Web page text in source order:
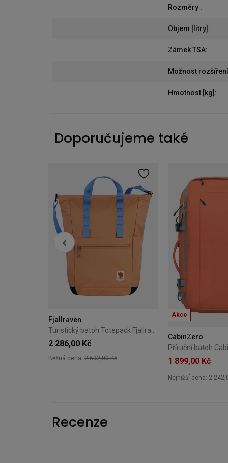
Rozměry :
Objem [litry] :
Zámek TSA:
Možnost rozšíření
Hmotnost [kg] :
Doporučujeme také
Fjallraven
Turistický batoh Totepack Fjallraven – Peach Sand
2 286,00 Kč
Běžná cena: 2 632,00 Kč
Akce
CabinZero
1 899,00 Kč
Nejnižší cena: 2
Recenze